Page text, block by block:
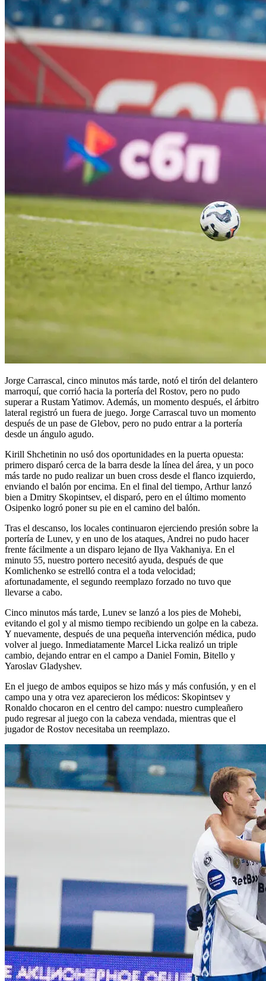
Jorge Carrascal, cinco minutos más tarde, notó el tirón del delantero
marroquí, que corrió hacia la portería del Rostov, pero no pudo
superar a Rustam Yatimov. Además, un momento después, el árbitro
lateral registró un fuera de juego. Jorge Carrascal tuvo un momento
después de un pase de Glebov, pero no pudo entrar a la portería
desde un ángulo agudo.
Kirill Shchetinin no usó dos oportunidades en la puerta opuesta:
primero disparó cerca de la barra desde la línea del área, y un poco
más tarde no pudo realizar un buen cross desde el flanco izquierdo,
enviando el balón por encima. En el final del tiempo, Arthur lanzó
bien a Dmitry Skopintsev, el disparó, pero en el último momento
Osipenko logró poner su pie en el camino del balón.
Tras el descanso, los locales continuaron ejerciendo presión sobre la
portería de Lunev, y en uno de los ataques, Andrei no pudo hacer
frente fácilmente a un disparo lejano de Ilya Vakhaniya. En el
minuto 55, nuestro portero necesitó ayuda, después de que
Komlichenko se estrelló contra el a toda velocidad;
afortunadamente, el segundo reemplazo forzado no tuvo que
llevarse a cabo.
Cinco minutos más tarde, Lunev se lanzó a los pies de Mohebi,
evitando el gol y al mismo tiempo recibiendo un golpe en la cabeza.
Y nuevamente, después de una pequeña intervención médica, pudo
volver al juego. Inmediatamente Marcel Licka realizó un triple
cambio, dejando entrar en el campo a Daniel Fomin, Bitello y
Yaroslav Gladyshev.
En el juego de ambos equipos se hizo más y más confusión, y en el
campo una y otra vez aparecieron los médicos: Skopintsev y
Ronaldo chocaron en el centro del campo: nuestro cumpleañero
pudo regresar al juego con la cabeza vendada, mientras que el
jugador de Rostov necesitaba un reemplazo.